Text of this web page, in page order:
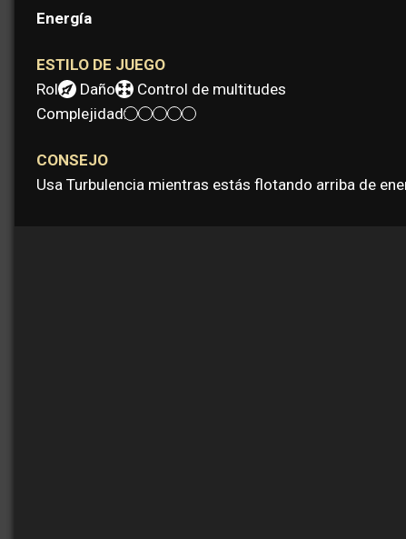
Energía
ESTILO DE JUEGO
Rol:
Daño
Control de multitudes
Complejidad:
CONSEJO
Usa Turbulencia mientras estás flotando arriba de